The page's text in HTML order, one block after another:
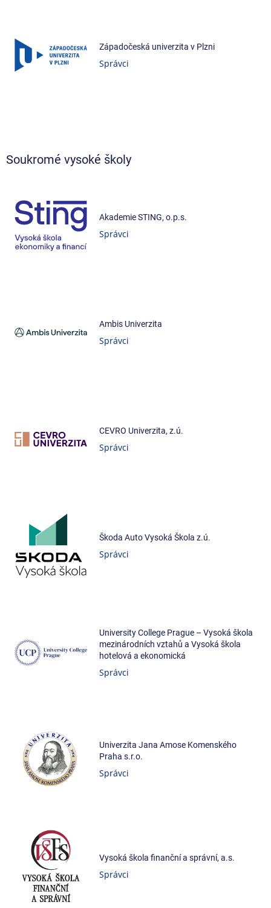
Západočeská univerzita v Plzni
Správci
Soukromé vysoké školy
Akademie STING, o.p.s.
Správci
Ambis Univerzita
Správci
CEVRO Univerzita, z.ú.
Správci
Škoda Auto Vysoká Škola z.ú.
Správci
University College Prague – Vysoká škola
mezinárodních vztahů a Vysoká škola
hotelová a ekonomická
Správci
Univerzita Jana Amose Komenského
Praha s.r.o.
Správci
Vysoká škola finanční a správní, a.s.
Správci